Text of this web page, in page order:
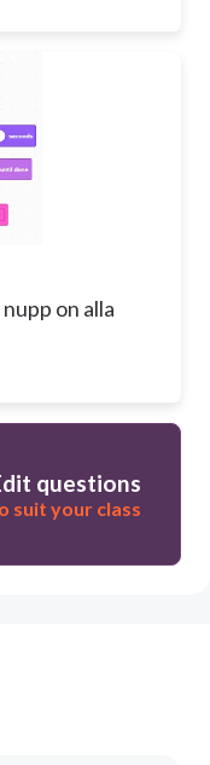
on alla
questions
suit your class